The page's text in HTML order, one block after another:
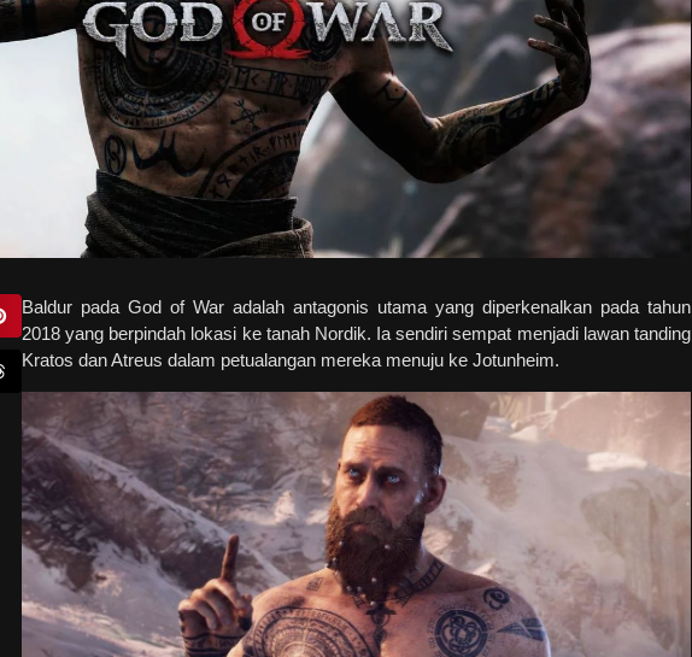
Baldur pada God of War adalah antagonis utama yang diperkenalkan pada tahun
2018 yang berpindah lokasi ke tanah Nordik. Ia sendiri sempat menjadi lawan tanding
Kratos dan Atreus dalam petualangan mereka menuju ke Jotunheim.